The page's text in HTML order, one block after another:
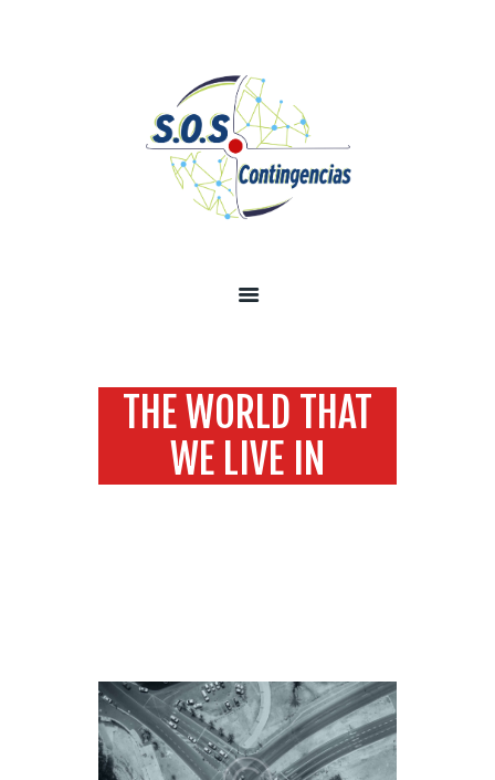
THE WORLD THAT
WE LIVE IN
INICIO
SOBRE NOSOTROS
SERVICIOS
TECNOLOGÍA SEGURIDAD